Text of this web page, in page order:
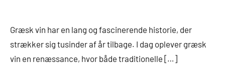
oktober
2024
Græsk vin har en lang og fascinerende historie, der
strækker sig tusinder af år tilbage. I dag oplever græsk
vin en renæssance, hvor både traditionelle […]